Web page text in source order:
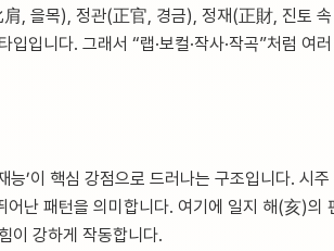
, 을목), 정관(正官, 경금), 정재(正財, 진토 속
입니다. 그래서 “랩·보컬·작사·작곡”처럼 여
능’이 핵심 강점으로 드러나는 구조입니다. 시
어난 패턴을 의미합니다. 여기에 일지 해(亥)
이 강하게 작동합니다.